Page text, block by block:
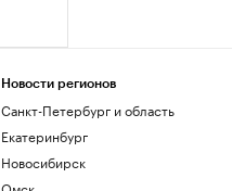
Новости регионов
Санкт-Петербург и область
Екатеринбург
Новосибирск